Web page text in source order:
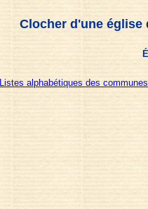
Clocher d'une église
Listes alphabétiques des communes